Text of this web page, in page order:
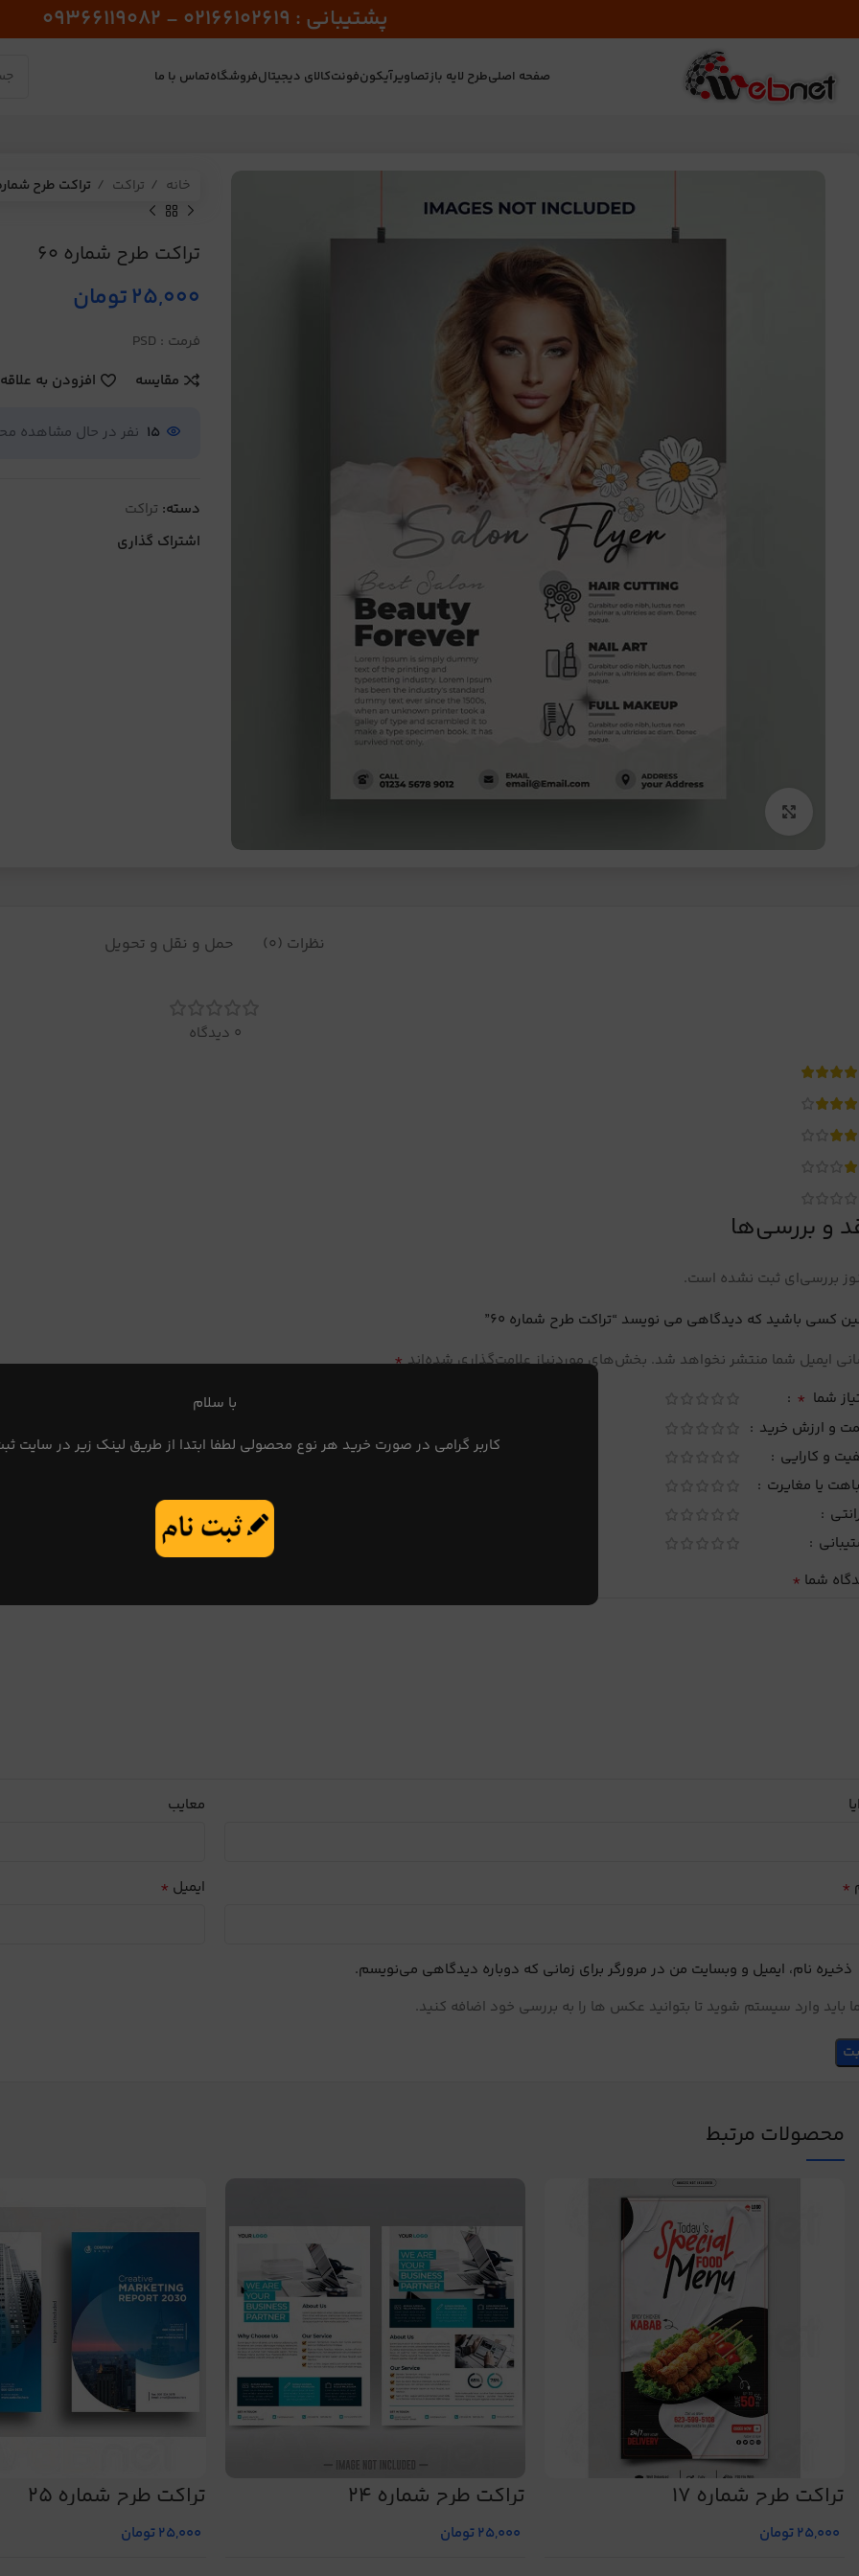
با سلام
کاربر گرامی در صورت خرید هر نوع محصولی لطفا ابتدا از طریق لینک زیر در سایت
پشتیبانی : 02166102619 - 09366119082
صفحه اصلیطرح لایه بازتصاویرآیکونفونتکالای دیجیتالفروشگاهتماس با ما
خانه تراکت تراکت طرح شماره
تراکت طرح شماره 60
25,000تومان
فرمت : PSD
مقایسه
افزودن به
15 نفر در حال مشاهده
دسته: تراکت
اشتراک گذاری
نظرات (0) حمل و نقل و تحویل
0 دیدگاه
و بررسی‌ها
بررسی‌ای ثبت نشده است.
کسی باشید که دیدگاهی می نویسد “تراکت طرح شماره 60”
ایمیل شما منتشر نخواهد شد. بخش‌های موردنیاز علامت‌گذاری شده‌اند*
شما *
و ارزش خرید
و کارایی
یا مغایرت
شما *
معایب
* ایمیل *
ذخیره نام، ایمیل و وبسایت من در مرورگر برای زمانی که دوباره دیدگاهی می‌نویسم.
باید وارد سیستم شوید تا بتوانید عکس ها را به بررسی خود اضافه کنید.
محصولات مرتبط
تراکت طرح شماره 17
25,000تومان
تراکت طرح شماره 24
25,000تومان
تراکت طرح شماره 25
25,000تومان